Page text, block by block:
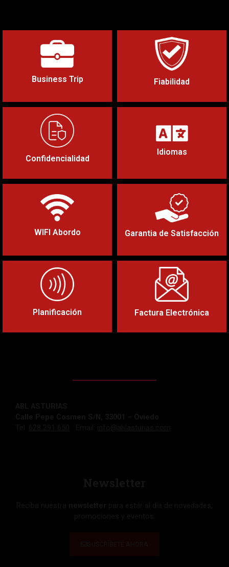
Business Trip
Tu conductor de confianza para
alcanzar los objetivos fijados
Fiabilidad
Toda la seguridad en carretera
con los mejores vehículos y
conductores
Confidencialidad
Disfruta del más estricto
acuerdo de confidencialidad del
mercado
Idiomas
idiomas cada vez que lo
necesites
WIFI Abordo
Siempre conectado cada vez
que lo necesites.
Garantia de Satisfacción
Nuestra misión es ayudar a
nuestros clientes a alcanzar el
éxito
Planificación
Creación de rutas, gestión de
agenda, reservas, eventos...
Factura Electrónica
Pagos contactless, e-factura,
reservas online, etc...